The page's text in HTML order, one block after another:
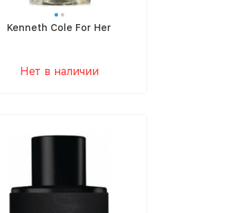
Kenneth Cole For Her
Нет в наличии